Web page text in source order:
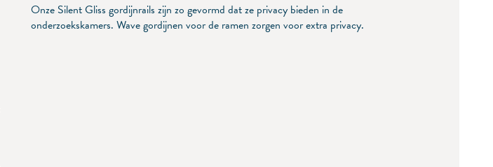
Onze Silent Gliss gordijnrails zijn zo gevormd dat ze privacy bieden in de
onderzoekskamers. Wave gordijnen voor de ramen zorgen voor extra privacy.